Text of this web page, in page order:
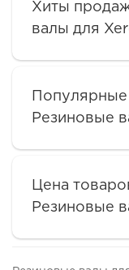
Хиты
валы для
Резиновые
Цена
Резиновые